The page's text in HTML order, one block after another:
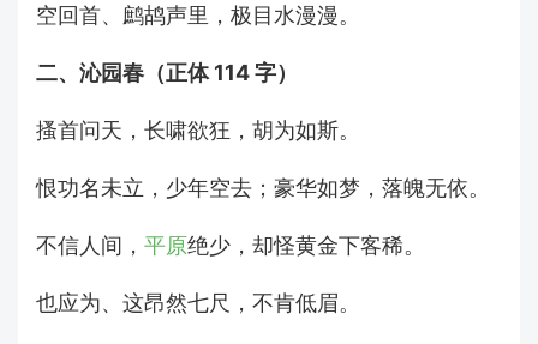
空回首、鹧鸪声里，极目水漫漫。
二、沁园春（正体 114 字）
搔首问天，长啸欲狂，胡为如斯。
恨功名未立，少年空去；豪华如梦，落魄无依。
不信人间， 平原绝少，却怪黄金下客稀。
也应为、这昂然七尺，不肯低眉。